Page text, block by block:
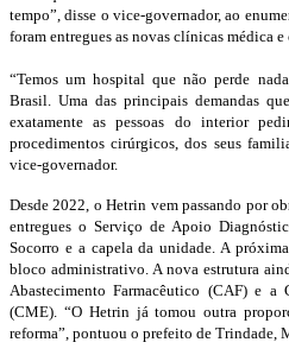
tempo”, disse o vice-governador, ao
foram entregues as novas clínicas médica
“Temos um hospital que não perde
Brasil. Uma das principais demandas
exatamente as pessoas do interior
procedimentos cirúrgicos, dos seus
vice-governador.
Desde 2022, o Hetrin vem passando por
entregues o Serviço de Apoio
Socorro e a capela da unidade. A
bloco administrativo. A nova estrutura
Abastecimento Farmacêutico (CAF) e
(CME). “O Hetrin já tomou outra
reforma”, pontuou o prefeito de Trindade,